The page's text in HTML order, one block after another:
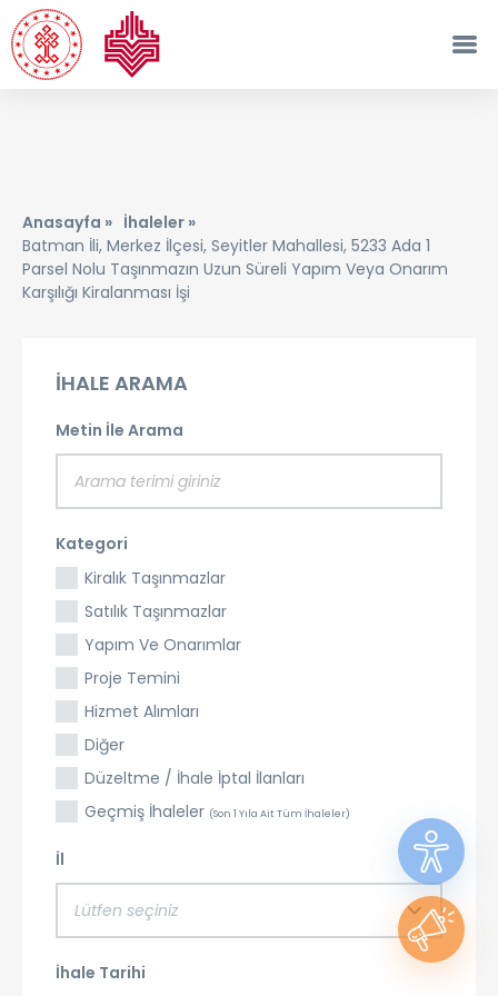
Anasayfa » İhaleler »
Batman İli, Merkez İlçesi, Seyitler Mahallesi, 5233 Ada 1
Parsel Nolu Taşınmazın Uzun Süreli Yapım Veya Onarım
Karşılığı Kiralanması İşi
İHALE ARAMA
Metin İle Arama
Kategori
Kiralık Taşınmazlar
Satılık Taşınmazlar
Yapım Ve Onarımlar
Proje Temini
Hizmet Alımları
Diğer
Düzeltme / İhale İptal İlanları
Geçmiş İhaleler (Son 1 Yıla Ait Tüm İhaleler)
İl
Lütfen seçiniz
İhale Tarihi